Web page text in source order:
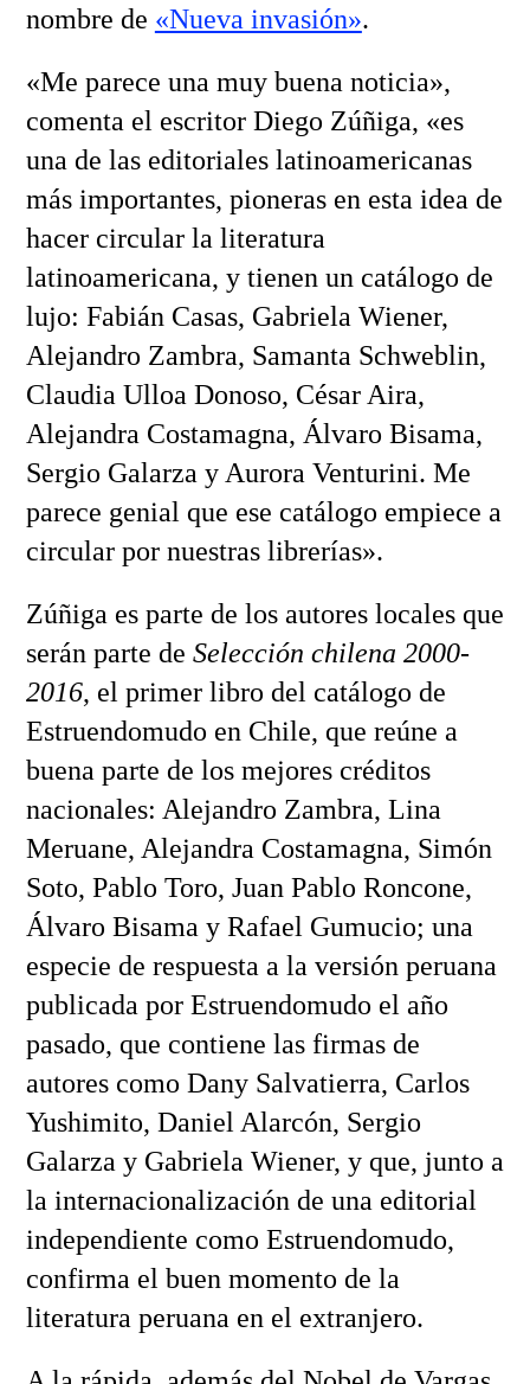
nombre de «Nueva invasión».
«Me parece una muy buena noticia»,
comenta el escritor Diego Zúñiga, «es
una de las editoriales latinoamericanas
más importantes, pioneras en esta idea de
hacer circular la literatura
latinoamericana, y tienen un catálogo de
lujo: Fabián Casas, Gabriela Wiener,
Alejandro Zambra, Samanta Schweblin,
Claudia Ulloa Donoso, César Aira,
Alejandra Costamagna, Álvaro Bisama,
Sergio Galarza y Aurora Venturini. Me
parece genial que ese catálogo empiece a
circular por nuestras librerías».
Zúñiga es parte de los autores locales que
serán parte de Selección chilena 2000-
2016, el primer libro del catálogo de
Estruendomudo en Chile, que reúne a
buena parte de los mejores créditos
nacionales: Alejandro Zambra, Lina
Meruane, Alejandra Costamagna, Simón
Soto, Pablo Toro, Juan Pablo Roncone,
Álvaro Bisama y Rafael Gumucio; una
especie de respuesta a la versión peruana
publicada por Estruendomudo el año
pasado, que contiene las firmas de
autores como Dany Salvatierra, Carlos
Yushimito, Daniel Alarcón, Sergio
Galarza y Gabriela Wiener, y que, junto a
la internacionalización de una editorial
independiente como Estruendomudo,
confirma el buen momento de la
literatura peruana en el extranjero.